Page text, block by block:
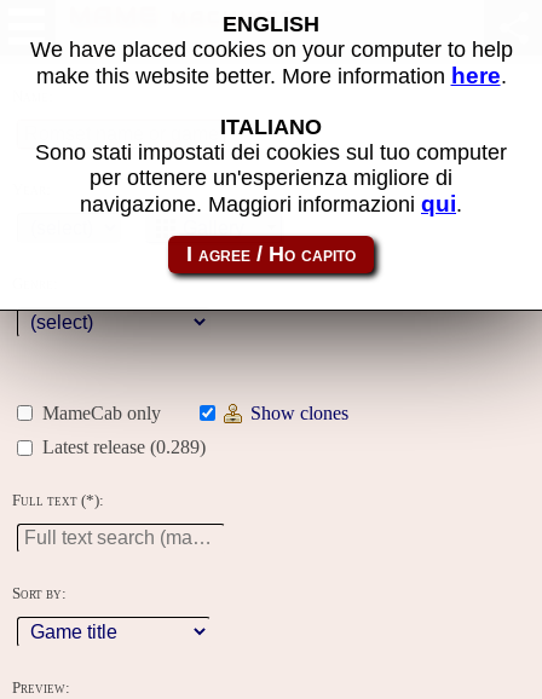
MAME machines
MameCab only
Show clones
Latest release (0.289)
Full text (*):
Sort by:
Preview:
ENGLISH
We have placed cookies on your computer to help
make this website better. More information here.
ITALIANO
Sono stati impostati dei cookies sul tuo computer
per ottenere un'esperienza migliore di
navigazione. Maggiori informazioni qui.